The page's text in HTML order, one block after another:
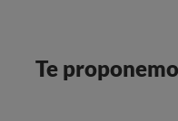
Te